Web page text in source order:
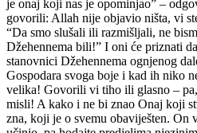
je onaj koji nas je opominjao” –
govorili: Allah nije objavio ništa, vi
“Da smo slušali ili razmišljali, ne
Džehennema bili!” I oni će priznati
stanovnici Džehennema ognjenog
Gospodara svoga boje i kad ih niko
velika! Govorili vi tiho ili glasno –
misli! A kako i ne bi znao Onaj koji
zna, koji je o svemu obaviješten. On